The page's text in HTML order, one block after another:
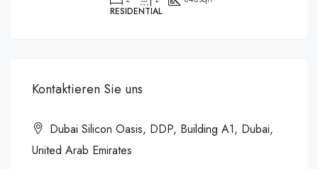
RESIDENTIAL
Kontaktieren Sie uns
Dubai Silicon Oasis, DDP, Building A1, Dubai,
United Arab Emirates